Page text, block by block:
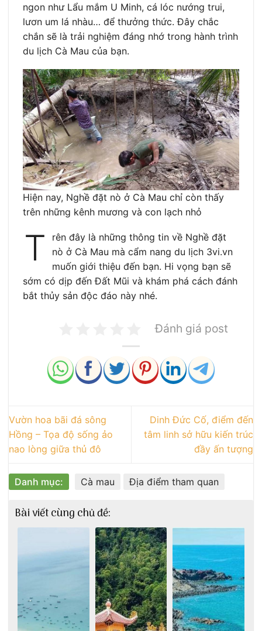
ngon như Lẩu mắm U Minh, cá lóc nướng trui,
lươn um lá nhàu… để thưởng thức. Đây chắc
chắn sẽ là trải nghiệm đáng nhớ trong hành trình
du lịch Cà Mau của bạn.
Hiện nay, Nghề đặt nò ở Cà Mau chỉ còn thấy
trên những kênh mương và con lạch nhỏ
T
rên đây là những thông tin về Nghề đặt
nò ở Cà Mau mà cẩm nang du lịch 3vi.vn
muốn giới thiệu đến bạn. Hi vọng bạn sẽ
sớm có dịp đến Đất Mũi và khám phá cách đánh
bắt thủy sản độc đáo này nhé.
Đánh giá post
Vườn hoa bãi đá sông
Hồng – Tọa độ sống ảo
nao lòng giữa thủ đô
Dinh Đức Cố, điểm đến
tâm linh sở hữu kiến trúc
đầy ấn tượng
Danh mục: Cà mau Địa điểm tham quan
Bài viết cùng chủ đề: